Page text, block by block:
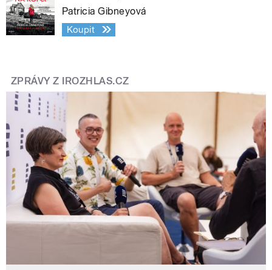
Patricia Gibneyová
Koupit
ZPRÁVY Z IROZHLAS.CZ